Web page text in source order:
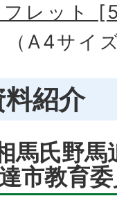
フレット
（A4サイ
紹介
馬氏野
市教育